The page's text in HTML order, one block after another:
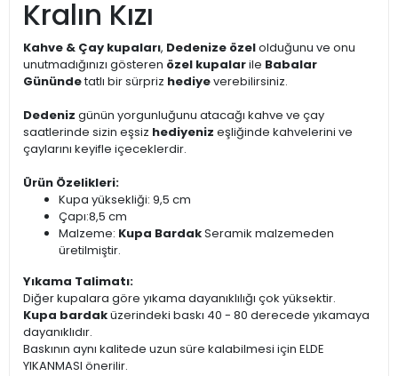
Kralın Kızı
Kahve & Çay kupaları, Dedenize özelolduğunu ve onu
unutmadığınızı gösteren özel kupalarile Babalar
Günündetatlı bir sürpriz hediyeverebilirsiniz.
Dedeniz günün yorgunluğunu atacağı kahve ve çay
saatlerinde sizin eşsiz hediyeniz eşliğinde kahvelerini ve
çaylarını keyifle içeceklerdir.
Ürün Özelikleri:
Kupa yüksekliği: 9,5 cm
Çapı:8,5 cm
Malzeme: Kupa BardakSeramik malzemeden
üretilmiştir.
Yıkama Talimatı:
Diğer kupalara göre yıkama dayanıklılığı çok yüksektir.
Kupa bardaküzerindeki baskı 40 - 80 derecede yıkamaya
dayanıklıdır.
Baskının aynı kalitede uzun süre kalabilmesi için ELDE
YIKANMASI önerilir.